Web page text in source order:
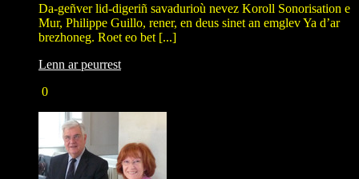
Da-geñver lid-digeriñ savadurioù nevez Koroll Sonorisation e
Mur, Philippe Guillo, rener, en deus sinet an emglev Ya d’ar
brezhoneg. Roet eo bet [...]
Lenn ar peurrest
0